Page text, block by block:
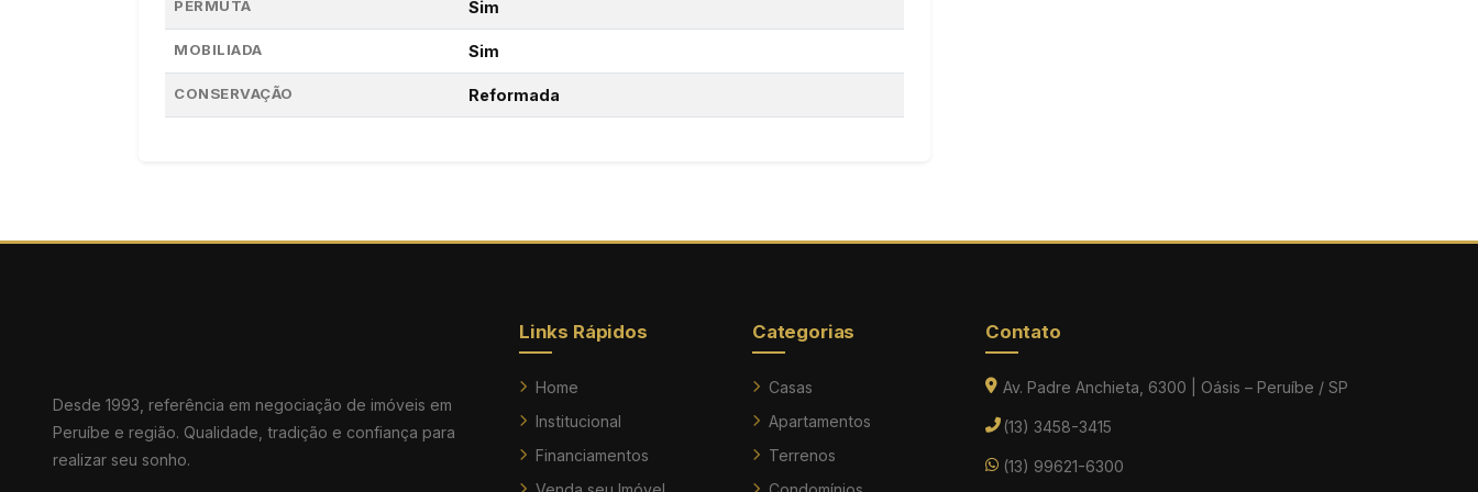
PERMUTA Sim
MOBILIADA Sim
CONSERVAÇÃO Reformada
Desde 1993, referência em negociação de imóveis em
Peruíbe e região. Qualidade, tradição e confiança para
realizar seu sonho.
Links Rápidos
Home
Institucional
Financiamentos
Categorias
Casas
Apartamentos
Terrenos
Contato
Av. Padre Anchieta, 6300 | Oásis – Peruíbe / SP
(13) 3458-3415
(13) 99621-6300